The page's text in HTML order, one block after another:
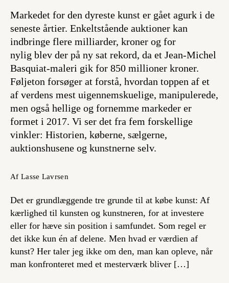
Markedet for den dyreste kunst er gået agurk i de
seneste årtier. Enkeltstående auktioner kan
indbringe flere milliarder, kroner og for
nylig blev der på ny sat rekord, da et Jean-Michel
Basquiat-maleri gik for 850 millioner kroner.
Føljeton forsøger at forstå, hvordan toppen af et
af verdens mest uigennemskuelige, manipulerede,
men også hellige og fornemme markeder er
formet i 2017. Vi ser det fra fem forskellige
vinkler: Historien, køberne, sælgerne,
auktionshusene og kunstnerne selv.
Af Lasse Lavrsen
Det er grundlæggende tre grunde til at købe kunst: Af
kærlighed til kunsten og kunstneren, for at investere
eller for hæve sin position i samfundet. Som regel er
det ikke kun én af delene. Men hvad er værdien af
kunst? Her taler jeg ikke om den, man kan opleve, når
man konfronteret med et mesterværk bliver […]